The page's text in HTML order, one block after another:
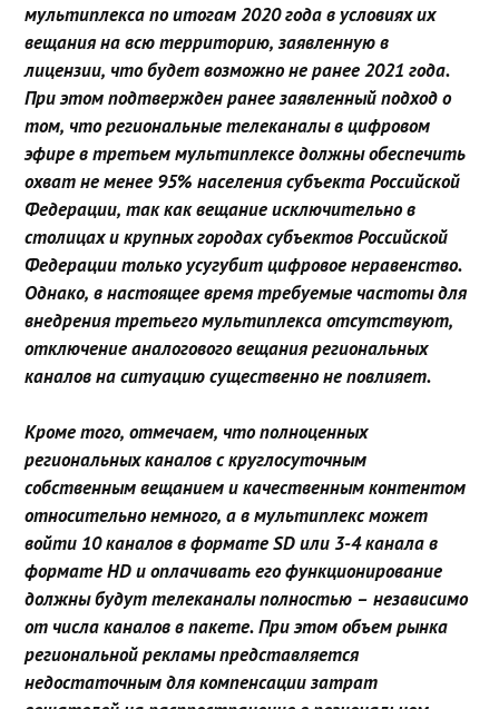
мультиплекса по итогам 2020 года в условиях их
вещания на всю территорию, заявленную в
лицензии, что будет возможно не ранее 2021 года.
При этом подтвержден ранее заявленный подход о
том, что региональные телеканалы в цифровом
эфире в третьем мультиплексе должны обеспечить
охват не менее 95% населения субъекта Российской
Федерации, так как вещание исключительно в
столицах и крупных городах субъектов Российской
Федерации только усугубит цифровое неравенство.
Однако, в настоящее время требуемые частоты для
внедрения третьего мультиплекса отсутствуют,
отключение аналогового вещания региональных
каналов на ситуацию существенно не повлияет.
Кроме того, отмечаем, что полноценных
региональных каналов с круглосуточным
собственным вещанием и качественным контентом
относительно немного, а в мультиплекс может
войти 10 каналов в формате SD или 3-4 канала в
формате HD и оплачивать его функционирование
должны будут телеканалы полностью – независимо
от числа каналов в пакете. При этом объем рынка
региональной рекламы представляется
недостаточным для компенсации затрат